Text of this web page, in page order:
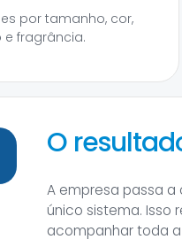
por tamanho, cor,
e fragrância.
O
A empresa passa
único sistema. Isso
acompanhar toda